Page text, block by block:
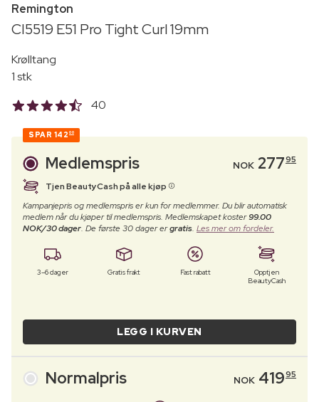
Remington
CI5519 E51 Pro Tight Curl 19mm
Krølltang
1 stk
40
SPAR 142 00
Medlemspris NOK 27795
Tjen BeautyCash på alle kjøp
Kampanjepris og medlemspris er kun for medlemmer. Du blir automatisk
medlem når du kjøper til medlemspris. Medlemskapet koster99.00
NOK/30 dager. De første 30 dager ergratis. Les mer om fordeler.
3–6 dager Gratis frakt Fast rabatt
Opptjen
BeautyCash
LEGG I KURVEN
Normalpris NOK 41995